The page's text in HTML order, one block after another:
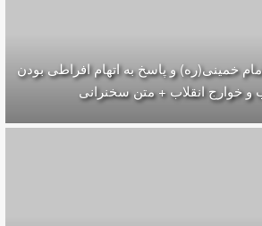
خمینی(ره) و پاسخ به اتهام افراطی بودن
و خوارج انقلاب + متن سخنرانی